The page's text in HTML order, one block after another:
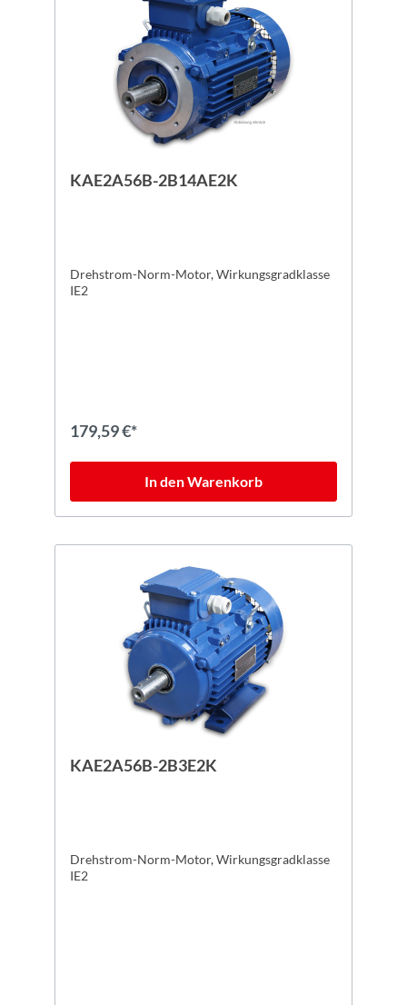
KAE2A56B-2B14AE2K
Drehstrom-Norm-Motor, Wirkungsgradklasse
IE2
179,59 €*
In den Warenkorb
KAE2A56B-2B3E2K
Drehstrom-Norm-Motor, Wirkungsgradklasse
IE2